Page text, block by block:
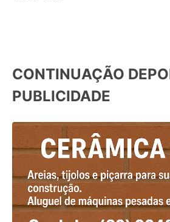
CONTINUAÇÃO
PUBLICIDADE